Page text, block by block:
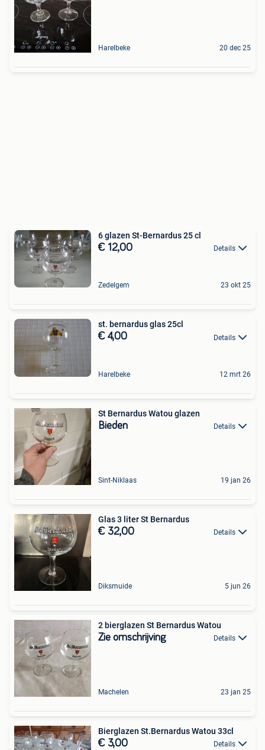
Harelbeke 20 dec 25
6 glazen St-Bernardus 25 cl
€ 12,00 Details
Zedelgem 23 okt 25
st. bernardus glas 25cl
€ 4,00 Details
Harelbeke 12 mrt 26
St Bernardus Watou glazen
Bieden Details
Sint-Niklaas 19 jan 26
Glas 3 liter St Bernardus
€ 32,00 Details
Diksmuide 5 jun 26
2 bierglazen St Bernardus Watou
Zie omschrijving Details
Machelen 23 jan 25
Bierglazen St.Bernardus Watou 33cl
€ 3,00 Details